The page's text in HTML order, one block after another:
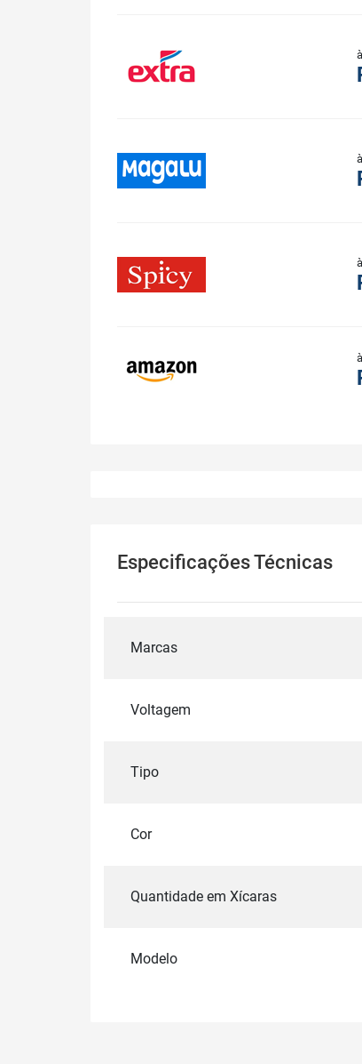
Especificações Técnicas
Marcas
Voltagem
Tipo
Cor
Quantidade em Xícaras
Modelo